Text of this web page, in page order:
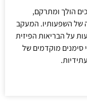
הולך ומתרקם,
של השפעותיו. המעקב
על הבריאות הפיזית
סימנים מוקדמים של